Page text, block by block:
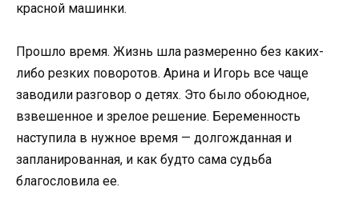
красной машинки.
Прошло время. Жизнь шла размеренно без каких-
либо резких поворотов. Арина и Игорь все чаще
заводили разговор о детях. Это было обоюдное,
взвешенное и зрелое решение. Беременность
наступила в нужное время — долгожданная и
запланированная, и как будто сама судьба
благословила ее.